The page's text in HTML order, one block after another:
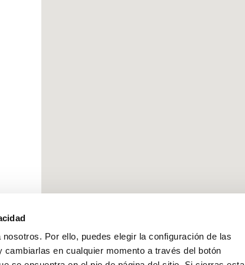
Por ello, puedes elegir la configuración de las
en cualquier momento a través del botón